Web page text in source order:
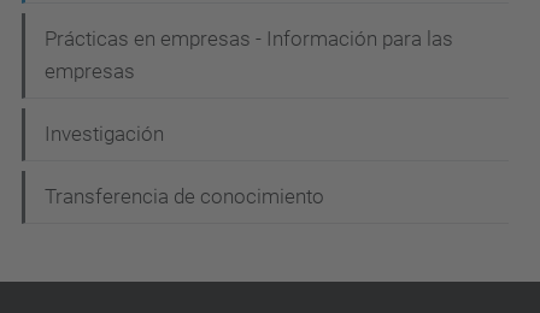
Prácticas en empresas - Información para las
empresas
Investigación
Transferencia de conocimiento